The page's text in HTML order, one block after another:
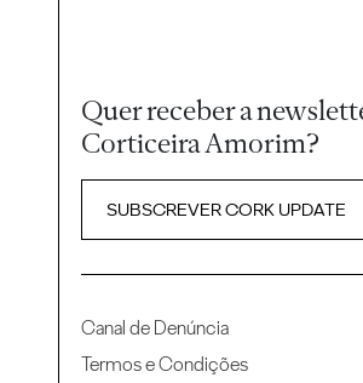
Quer receber a
Corticeira Amorim?
SUBSCREVER CORK UPDATE
Canal de Denúncia
Termos e Condições